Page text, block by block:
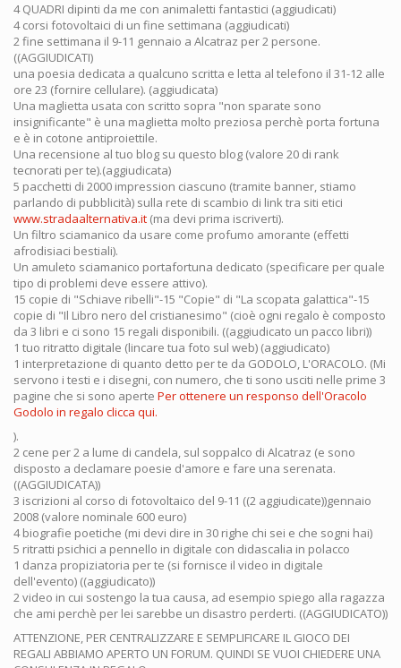
4 QUADRI dipinti da me con animaletti fantastici (aggiudicati)
4 corsi fotovoltaici di un fine settimana (aggiudicati)
2 fine settimana il 9-11 gennaio a Alcatraz per 2 persone.
((AGGIUDICATI)
una poesia dedicata a qualcuno scritta e letta al telefono il 31-12 alle
ore 23 (fornire cellulare). (aggiudicata)
Una maglietta usata con scritto sopra "non sparate sono
insignificante" è una maglietta molto preziosa perchè porta fortuna
e è in cotone antiproiettile.
Una recensione al tuo blog su questo blog (valore 20 di rank
tecnorati per te).(aggiudicata)
5 pacchetti di 2000 impression ciascuno (tramite banner, stiamo
parlando di pubblicità) sulla rete di scambio di link tra siti etici
www.stradaalternativa.it (ma devi prima iscriverti).
Un filtro sciamanico da usare come profumo amorante (effetti
afrodisiaci bestiali).
Un amuleto sciamanico portafortuna dedicato (specificare per quale
tipo di problemi deve essere attivo).
15 copie di "Schiave ribelli"-15 "Copie" di "La scopata galattica"-15
copie di "Il Libro nero del cristianesimo" (cioè ogni regalo è composto
da 3 libri e ci sono 15 regali disponibili. ((aggiudicato un pacco libri))
1 tuo ritratto digitale (lincare tua foto sul web) (aggiudicato)
1 interpretazione di quanto detto per te da GODOLO, L'ORACOLO. (Mi
servono i testi e i disegni, con numero, che ti sono usciti nelle prime 3
pagine che si sono aperte Per ottenere un responso dell'Oracolo
Godolo in regalo clicca qui.
).
2 cene per 2 a lume di candela, sul soppalco di Alcatraz (e sono
disposto a declamare poesie d'amore e fare una serenata.
((AGGIUDICATA))
3 iscrizioni al corso di fotovoltaico del 9-11 ((2 aggiudicate))gennaio
2008 (valore nominale 600 euro)
4 biografie poetiche (mi devi dire in 30 righe chi sei e che sogni hai)
5 ritratti psichici a pennello in digitale con didascalia in polacco
1 danza propiziatoria per te (si fornisce il video in digitale
dell'evento) ((aggiudicato))
2 video in cui sostengo la tua causa, ad esempio spiego alla ragazza
che ami perchè per lei sarebbe un disastro perderti. ((AGGIUDICATO))
ATTENZIONE, PER CENTRALIZZARE E SEMPLIFICARE IL GIOCO DEI
REGALI ABBIAMO APERTO UN FORUM. QUINDI SE VUOI CHIEDERE UNA